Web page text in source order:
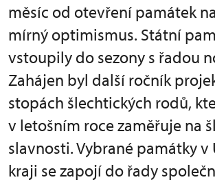
měsíc od otevření památek
mírný optimismus. Státní
vstoupily do sezony s řadou
Zahájen byl další ročník
stopách šlechtických rodů,
v letošním roce zaměřuje na
slavnosti. Vybrané památky v
kraji se zapojí do řady